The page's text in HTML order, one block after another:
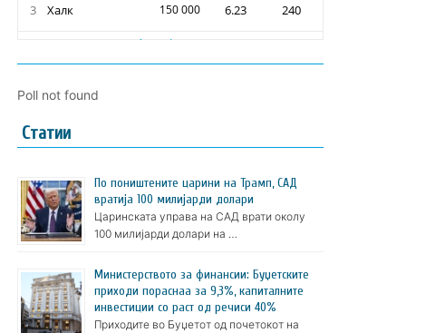
Poll not found
Статии
По поништените царини на Трамп, САД
вратија 100 милијарди долари
Царинската управа на САД врати околу
100 милијарди долари на …
Министерството за финансии: Буџетските
приходи пораснаа за 9,3%, капиталните
инвестиции со раст од речиси 40%
Приходите во Буџетот од почетокот на